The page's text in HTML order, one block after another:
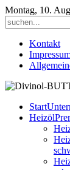
Montag, 10.
Kontakt
Start
Heizöl